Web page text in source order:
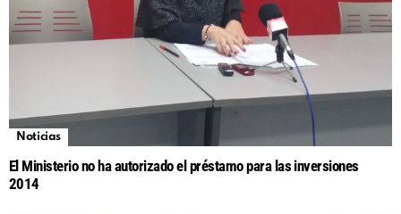
Noticias
El Ministerio no ha autorizado el préstamo para las inversiones
2014